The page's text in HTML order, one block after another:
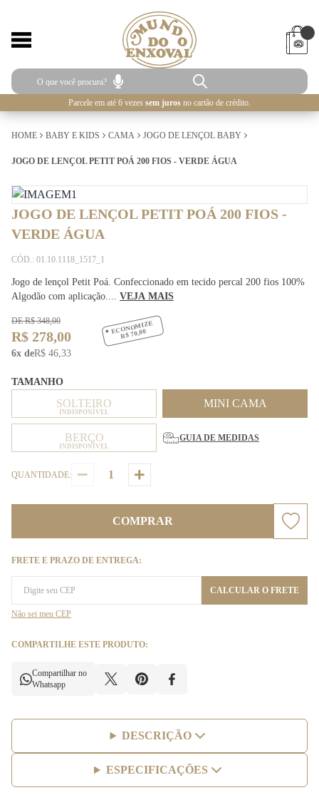
Parcele em até 6 vezes sem juros no cartão de crédito.
HOME BABY E KIDS CAMA JOGO DE LENÇOL BABY
JOGO DE LENÇOL PETIT POÁ 200 FIOS - VERDE ÁGUA
JOGO DE LENÇOL PETIT POÁ 200 FIOS -
VERDE ÁGUA
CÓD.: 01.10.1118_1517_1
Jogo de lençol Petit Poá. Confeccionado em tecido percal 200 fios 100%
Algodão com aplicação.... VEJA MAIS
DE R$ 348,00
R$ 278,00
6x deR$ 46,33
ECONOMIZE
R$ 70,00
TAMANHO
SOLTEIRO
INDISPONÍVEL
MINI CAMA
BERÇO
INDISPONÍVEL
GUIA DE MEDIDAS
QUANTIDADE:
COMPRAR
FRETE E PRAZO DE ENTREGA:
CALCULAR O FRETE
Não sei meu CEP
COMPARTILHE ESTE PRODUTO:
Compartilhar no
Whatsapp
DESCRIÇÃO
ESPECIFICAÇÕES